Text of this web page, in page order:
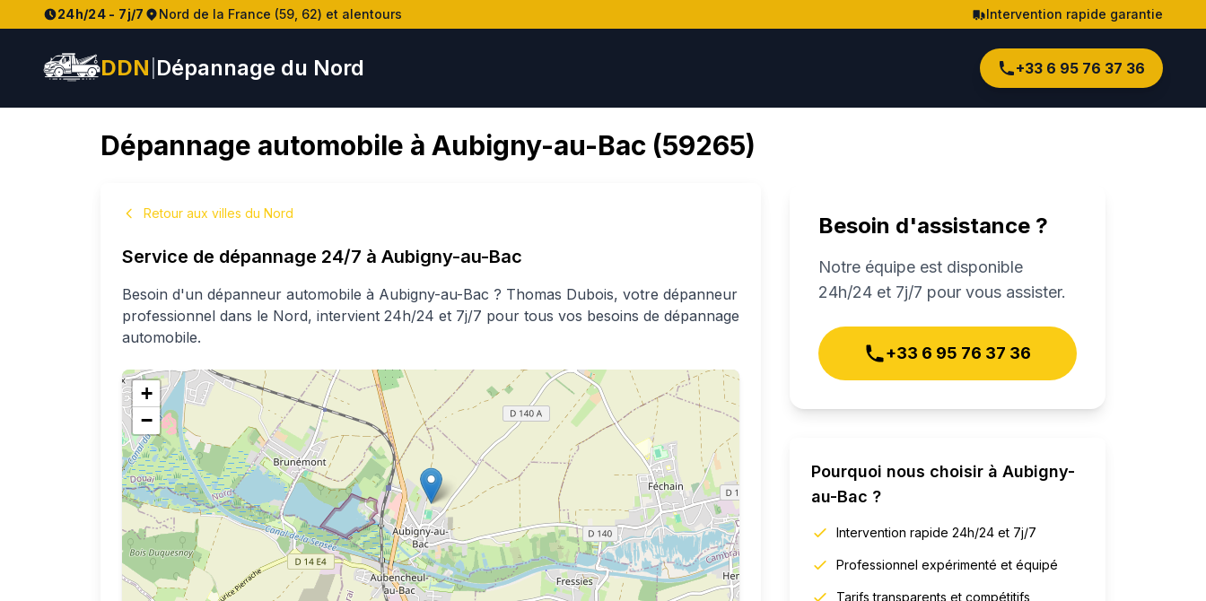
24h/24 - 7j/7 Nord de la France (59, 62) et alentours Intervention rapide garantie
DDN Dépannage du Nord +33 6 95 76 37 36
Dépannage automobile à Aubigny-au-Bac (59265)
Retour aux villes du Nord
Service de dépannage 24/7 à Aubigny-au-Bac
Besoin d'un dépanneur automobile à Aubigny-au-Bac ? Thomas Dubois, votre dépanneur
professionnel dans le Nord, intervient 24h/24 et 7j/7 pour tous vos besoins de dépannage
automobile.
+
−
Besoin d'assistance ?
Notre équipe est disponible
24h/24 et 7j/7 pour vous assister.
+33 6 95 76 37 36
Pourquoi nous choisir à Aubigny-
au-Bac ?
Intervention rapide 24h/24 et 7j/7
Professionnel expérimenté et équipé
Tarifs transparents et compétitifs